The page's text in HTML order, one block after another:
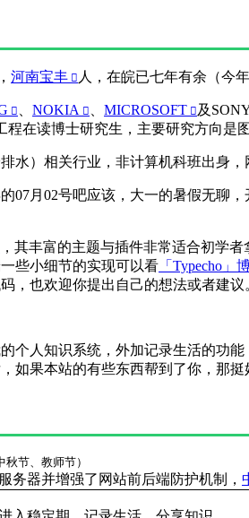
河南宝丰 人，在皖已七年有余（今
NOKIA MICROSOFT 及
程在读博士研究生，主要研究方向是
水）相关行业，非计算机科班出身
07月02号吧应该，大一的暑假无聊，
，其丰富的主题与插件非常适合初学者
些小细节的实现可以看 「Typecho」
，也欢迎你提出自己的想法或者建议
个人知识系统，外加记录生活的功
如果本站的有些东西帮到了你，那
节、教师节）
务器并增强了网站前后端防护机制，